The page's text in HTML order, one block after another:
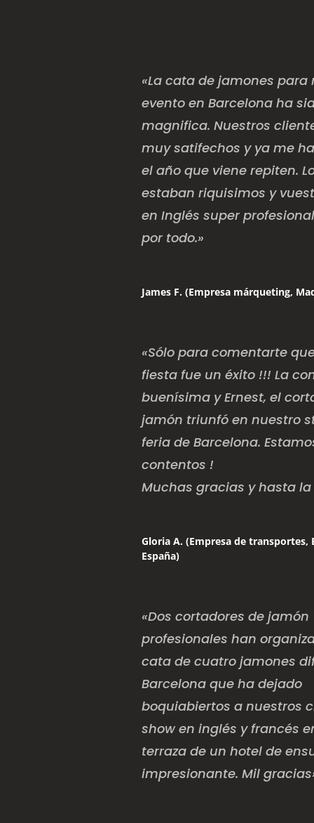
«La cata de jamones para
evento en Barcelona ha
magnifica. Nuestros
muy satifechos y ya me
el año que viene repiten.
estaban riquisimos y
en Inglés super
por todo.»
James F. (Empresa márqueting,
«Sólo para comentarte
fiesta fue un éxito !!! La
buenísima y Ernest, el
jamón triunfó en nuestro
feria de Barcelona.
contentos !
Muchas gracias y hasta
Gloria A. (Empresa de transportes,
España)
«Dos cortadores de jamón
profesionales han
cata de cuatro jamones
Barcelona que ha dejado
boquiabiertos a nuestros
show en inglés y francés
terraza de un hotel de
impresionante. Mil